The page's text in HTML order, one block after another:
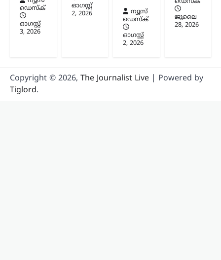
ഡെസ്ക്
ഓഗസ്റ്റ്‌
3, 2026
ഓഗസ്റ്റ്‌
2, 2026
ന്യൂസ്
ഡെസ്ക്
ഓഗസ്റ്റ്‌
2, 2026
ജൂലൈ
28, 2026
Copyright © 2026, The Journalist Live | Powered by
Tiglord.